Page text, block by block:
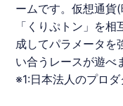
ームです。仮想通貨
「くりぷトン」を
成してパラメータを
い合うレースが遊べ
※1:日本法人のプロ